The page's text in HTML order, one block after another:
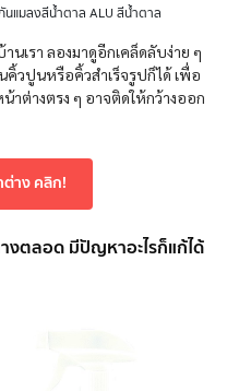
แมลงสีน้ำตาล ALU สีน้ำตาล
เรา ลองมาดูอีกเคล็ดลับง่าย ๆ
วปูนหรือคิ้วสำเร็จรูปก็ได้ เพื่อ
าต่างตรง ๆ อาจติดให้กว้างออก
าง คลิก!
งตลอด มีปัญหาอะไรก็แก้ได้